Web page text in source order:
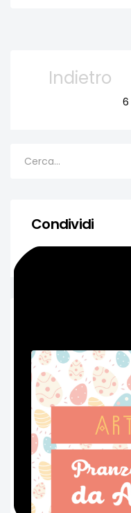
Indietro
6
Condividi